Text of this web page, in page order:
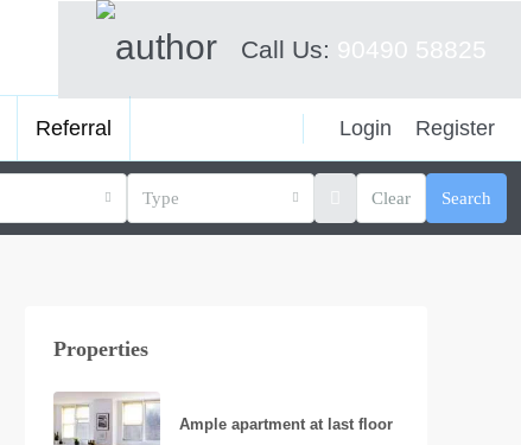
Call Us: 90490 58825
Referral Login Register
Type Clear Search
Properties
Ample apartment at last floor